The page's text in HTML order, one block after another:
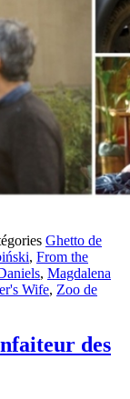
Ghetto de
, From the
, Magdalena
Wife, Zoo de
des